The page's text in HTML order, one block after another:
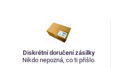
Diskrétní doručení zásilky
Nikdo nepozná, co ti přišlo.